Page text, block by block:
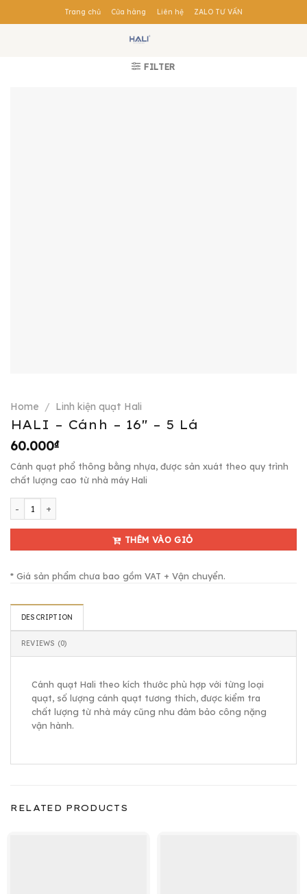
Trang chủ Cửa hàng Liên hệ ZALO TƯ VẤN
FILTER
Home / Linh kiện quạt Hali
HALI – Cánh – 16″ – 5 Lá
60.000₫
Cánh quạt phổ thông bằng nhựa, được sản xuát theo quy trình
chất lượng cao từ nhà máy Hali
HALI - Cánh - 16" - 5 Lá quantity
THÊM VÀO GIỎ
* Giá sản phẩm chưa bao gồm VAT + Vận chuyển.
DESCRIPTION
REVIEWS (0)
Cánh quạt Hali theo kích thước phù hợp với từng loại
quạt, số lượng cánh quạt tương thích, được kiểm tra
chất lượng từ nhà máy cũng nhu đảm bảo công nặng
vận hành.
RELATED PRODUCTS